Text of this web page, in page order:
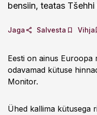
bensiin, teatas
Jaga Salvesta Vihja
Eesti on ainus
odavamad kütuse
Monitor.
Ühed kallima kütusega